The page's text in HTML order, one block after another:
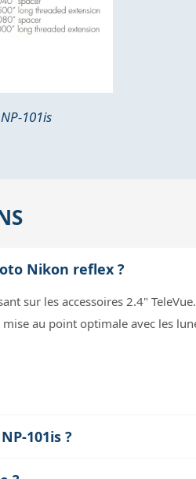
101is
Nikon reflex ?
sur les accessoires 2.4"
au point optimale avec les
TeleVue (comme le TVLCL-1069)
optique de votre instrument.
101is ?